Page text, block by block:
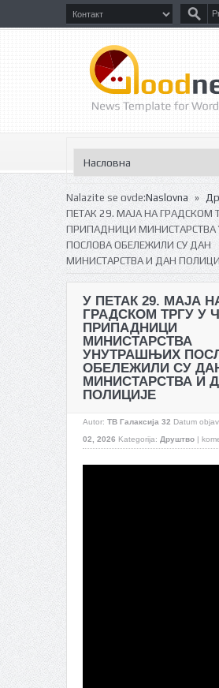
Nalazite se ovde:Naslovna »
ПЕТАК 29. МАЈА НА ГРАДСКОМ
ПРИПАДНИЦИ
ПОСЛОВА ОБЕЛЕЖИЛИ СУ ДАН
МИНИСТАРСТВА И ДАН
У ПЕТАК 29. МАЈА
ГРАДСКОМ ТРГУ У
ПРИПАДНИЦИ
МИНИСТАРСТВА
УНУТРАШЊИХ
ОБЕЛЕЖИЛИ СУ
МИНИСТАРСТВА И
ПОЛИЦИЈЕ
Autor: ТВ Галаксија 32 Datum
02, 2026 Kategorija: Друштво |